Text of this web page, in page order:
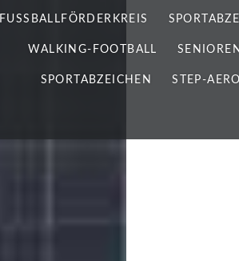
FUSSBALLFÖRDERKREIS
WALKING-FOOTBALL
SPORTABZEICHEN STEP-